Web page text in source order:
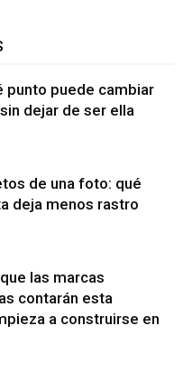
punto puede cambiar
dejar de ser ella
de una foto: qué
deja menos rastro
las marcas
contarán esta
a construirse en